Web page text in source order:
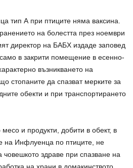
тип А при птиците няма ваксина.
на болестта през ноември
директор на БАБХ издаде заповед
в закрити помещение в есенно-
възникването на
стопаните да спазват мерките за
обекти и при транспортирането
и продукти, добити в обект, в
на Инфлуенца по птиците, не
човешкото здраве при спазване на